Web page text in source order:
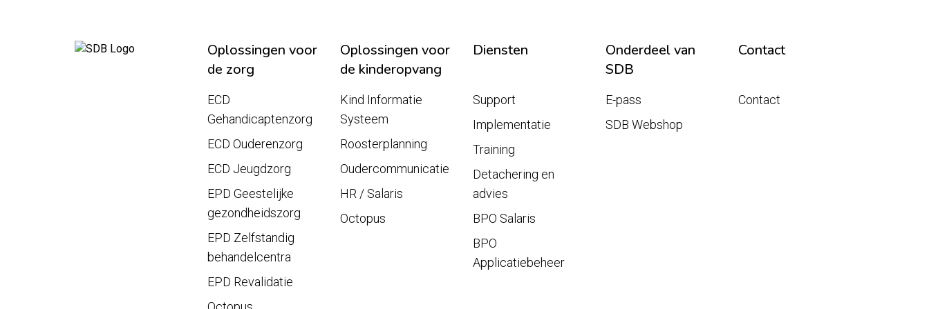
Oplossingen voor
de zorg
Oplossingen voor
de kinderopvang
Diensten
Onderdeel van
SDB
Contact
ECD
Gehandicaptenzorg
ECD Ouderenzorg
ECD Jeugdzorg
EPD Geestelijke
gezondheidszorg
EPD Zelfstandig
behandelcentra
EPD Revalidatie
Kind Informatie
Systeem
Roosterplanning
Oudercommunicatie
HR / Salaris
Octopus
Support
Implementatie
Training
Detachering en
advies
BPO Salaris
BPO
Applicatiebeheer
E-pass
SDB Webshop
Contact